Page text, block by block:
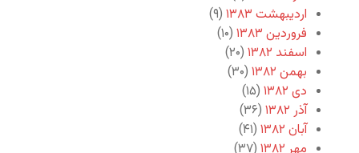
اردیبهشت ۱۳۸۳
(۹)
فروردین ۱۳۸۳
(۱۰)
اسفند ۱۳۸۲
(۲۰)
بهمن ۱۳۸۲
(۳۰)
دی ۱۳۸۲
(۱۵)
آذر ۱۳۸۲
(۳۶)
آبان ۱۳۸۲
(۴۱)